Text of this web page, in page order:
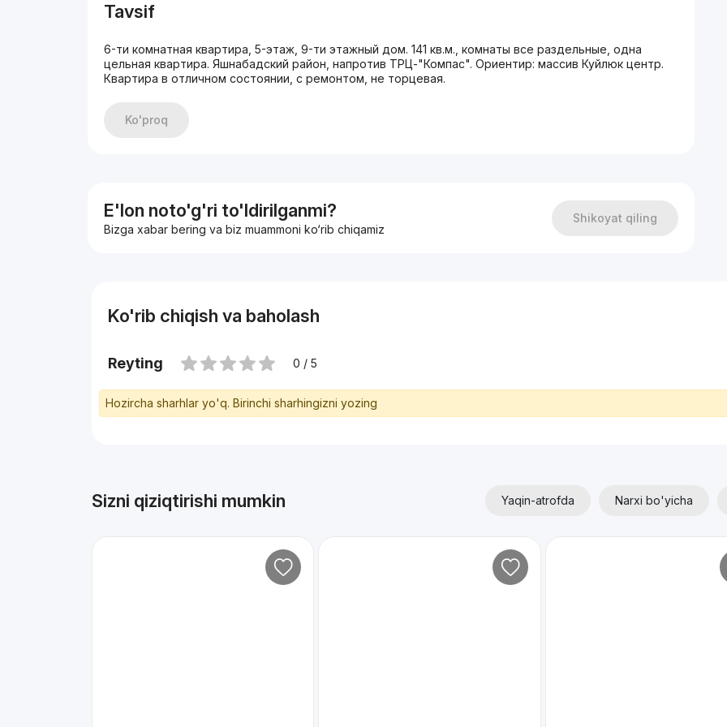
Tavsif
6-ти комнатная квартира, 5-этаж, 9-ти этажный дом. 141 кв.м., комнаты все раздельные, одна
цельная квартира. Яшнабадский район, напротив ТРЦ-"Компас". Ориентир: массив Куйлюк центр.
Квартира в отличном состоянии, с ремонтом, не торцевая.
Ko'proq
E'lon noto'g'ri to'ldirilganmi?
Bizga xabar bering va biz muammoni ko‘rib chiqamiz
Shikoyat qiling
Ko'rib chiqish va baholash
Reyting 0 / 5
Hozircha sharhlar yo'q. Birinchi sharhingizni yozing
Sizni qiziqtirishi mumkin Yaqin-atrofda Narxi bo'yicha